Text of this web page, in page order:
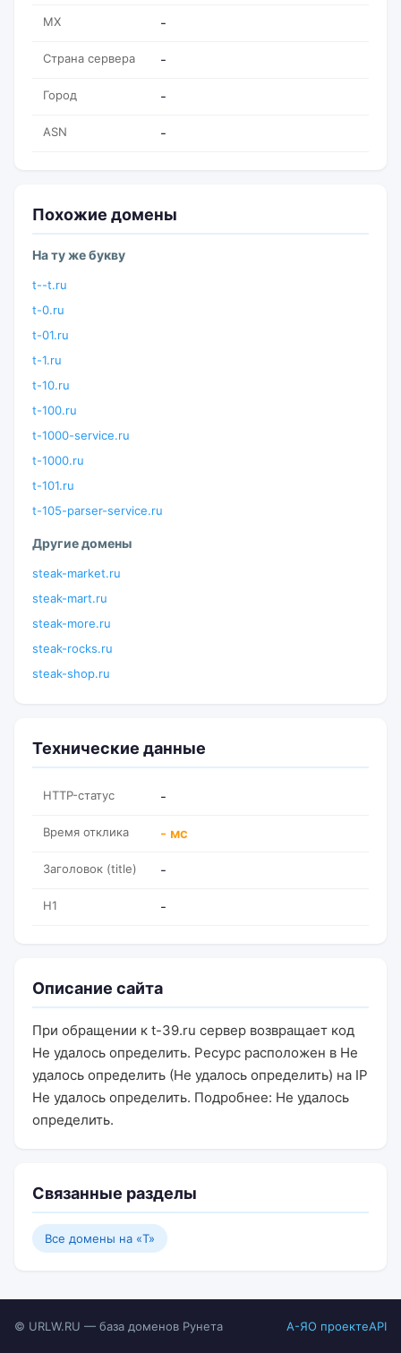
MX -
Страна сервера -
Город -
ASN -
Похожие домены
На ту же букву
t--t.ru
t-0.ru
t-01.ru
t-1.ru
t-10.ru
t-100.ru
t-1000-service.ru
t-1000.ru
t-101.ru
t-105-parser-service.ru
Другие домены
steak-market.ru
steak-mart.ru
steak-more.ru
steak-rocks.ru
steak-shop.ru
Технические данные
HTTP-статус -
Время отклика - мс
Заголовок (title) -
H1 -
Описание сайта
При обращении к t-39.ru сервер возвращает код
Не удалось определить. Ресурс расположен в Не
удалось определить (Не удалось определить) на IP
Не удалось определить. Подробнее: Не удалось
определить.
Связанные разделы
Все домены на «T»
© URLW.RU — база доменов Рунета А-ЯО проектеAPI